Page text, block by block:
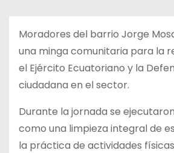
Moradores del barrio Jorge
una minga comunitaria para la
el Ejército Ecuatoriano y la
ciudadana en el sector.
Durante la jornada se
como una limpieza integral de
la práctica de actividades